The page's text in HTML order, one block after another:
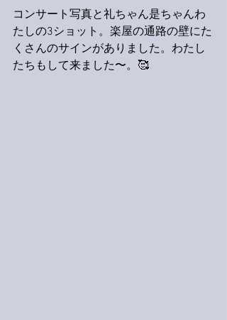
コンサート写真と礼ちゃん是ちゃんわ
たしの3ショット。楽屋の通路の壁にた
くさんのサインがありました。わたし
たちもして来ました〜。🥰